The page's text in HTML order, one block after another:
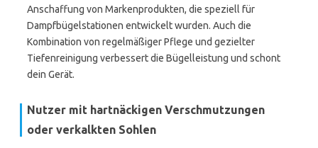
Anschaffung von Markenprodukten, die speziell für
Dampfbügelstationen entwickelt wurden. Auch die
Kombination von regelmäßiger Pflege und gezielter
Tiefenreinigung verbessert die Bügelleistung und schont
dein Gerät.
Nutzer mit hartnäckigen Verschmutzungen
oder verkalkten Sohlen